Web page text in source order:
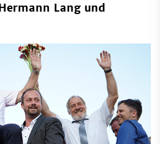
Lang und